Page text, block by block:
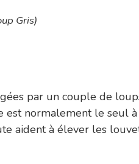
Gris)
par un couple de
normalement le seul
aident à élever les